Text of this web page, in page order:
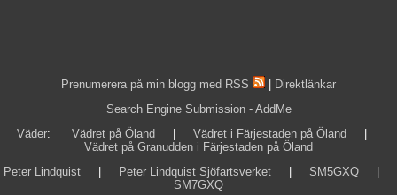
Prenumerera på min blogg med RSS
Direktlänkar
Search Engine Submission - AddMe
Väder: Vädret på Öland Vädret i Färjestaden på Öland
Vädret på Granudden i Färjestaden på Öland
Peter Lindquist
Peter Lindquist Sjöfartsverket SM5GXQ
SM7GXQ